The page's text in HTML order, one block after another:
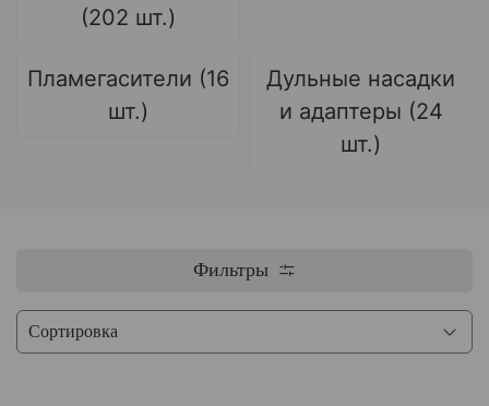
(202 шт.)
Пламегасители (16
шт.)
Дульные насадки
и адаптеры (24
шт.)
Фильтры